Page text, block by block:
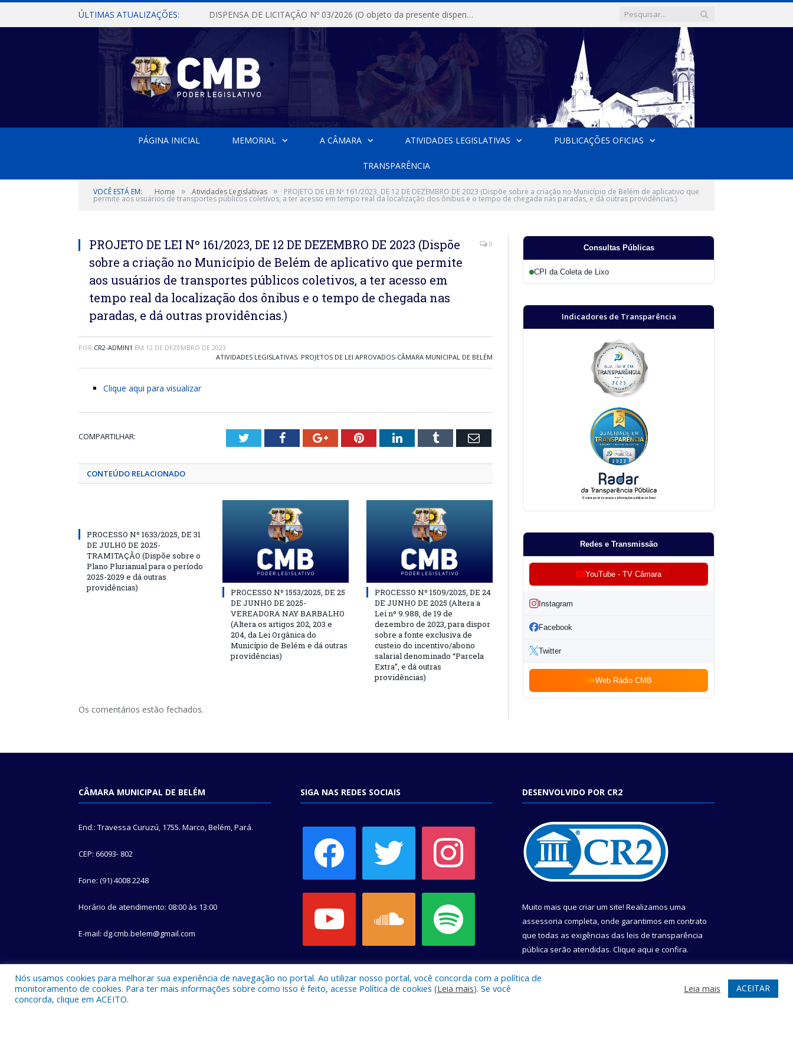
ÚLTIMAS ATUALIZAÇÕES: DISPENSA DE LICITAÇÃO Nº 03/2026 (O objeto da presente dispensa é a escolha da proposta mais vantajosa para a aquisição, de aparelhos de ar condicionado, tipo Split, com material de instalação e fogão industrial, conforme condições, quantidades e exigências estabelecidas no termo de referencia e neste aviso de contratação direta e seus anexos)
PÁGINA INICIAL MEMORIAL A CÂMARA ATIVIDADES LEGISLATIVAS PUBLICAÇÕES OFICIAS
TRANSPARÊNCIA
VOCÊ ESTÁ EM: Home » Atividades Legislativas » PROJETO DE LEI Nº 161/2023, DE 12 DE DEZEMBRO DE 2023 (Dispõe sobre a criação no Município de Belém de aplicativo que
permite aos usuários de transportes públicos coletivos, a ter acesso em tempo real da localização dos ônibus e o tempo de chegada nas paradas, e dá outras providências.)
PROJETO DE LEI Nº 161/2023, DE 12 DE DEZEMBRO DE 2023 (Dispõe
sobre a criação no Município de Belém de aplicativo que permite
aos usuários de transportes públicos coletivos, a ter acesso em
tempo real da localização dos ônibus e o tempo de chegada nas
paradas, e dá outras providências.)
0
POR CR2-ADMIN1 EM 12 DE DEZEMBRO DE 2023
ATIVIDADES LEGISLATIVAS, PROJETOS DE LEI APROVADOS-CÂMARA MUNICIPAL DE BELÉM
Clique aqui para visualizar
COMPARTILHAR: TwitterFacebookGoogle+PinterestLinkedInTumblr Email
CONTEÚDO RELACIONADO
PROCESSO Nº 1633/2025, DE 31
DE JULHO DE 2025-
TRAMITAÇÃO (Dispõe sobre o
Plano Plurianual para o período
2025-2029 e dá outras
providências)
PROCESSO Nº 1553/2025, DE 25
DE JUNHO DE 2025-
VEREADORA NAY BARBALHO
(Altera os artigos 202, 203 e
204, da Lei Orgânica do
Município de Belém e dá outras
providências)
PROCESSO Nº 1509/2025, DE 24
DE JUNHO DE 2025 (Altera a
Lei nº 9.988, de 19 de
dezembro de 2023, para dispor
sobre a fonte exclusiva de
custeio do incentivo/abono
salarial denominado “Parcela
Extra”, e dá outras
providências)
Os comentários estão fechados.
Consultas Públicas
CPI da Coleta de Lixo
Indicadores de Transparência
Redes e Transmissão
YouTube - TV Câmara
Instagram
Facebook
Twitter
Web Rádio CMB
CÂMARA MUNICIPAL DE BELÉM
End.: Travessa Curuzú, 1755. Marco, Belém, Pará.
CEP: 66093- 802
Fone: (91) 4008 2248
Horário de atendimento: 08:00 às 13:00
E-mail: dg.cmb.belem@gmail.com
SIGA NAS REDES SOCIAIS DESENVOLVIDO POR CR2
Muito mais que criar um site! Realizamos uma
assessoria completa, onde garantimos em contrato
que todas as exigências das leis de transparência
pública serão atendidas. Clique aqui e confira.
Conheça o
Nós usamos cookies para melhorar sua experiência de navegação no portal. Ao utilizar nosso portal, você concorda com a política de
monitoramento de cookies. Para ter mais informações sobre como isso é feito, acesse Política de cookies (Leia mais). Se você
concorda, clique em ACEITO.
Leia mais ACEITAR